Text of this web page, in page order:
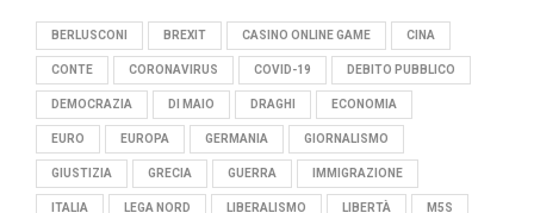
BERLUSCONI BREXIT CASINO ONLINE GAME CINA
CONTE CORONAVIRUS COVID-19 DEBITO PUBBLICO
DEMOCRAZIA DI MAIO DRAGHI ECONOMIA
EURO EUROPA GERMANIA GIORNALISMO
GIUSTIZIA GRECIA GUERRA IMMIGRAZIONE
ITALIA LEGA NORD LIBERALISMO LIBERTÀ M5S